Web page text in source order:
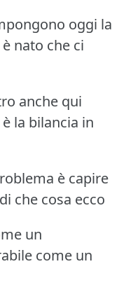
oggi la
nato che ci
anche qui
la bilancia in
è capire
che cosa ecco
un
come un